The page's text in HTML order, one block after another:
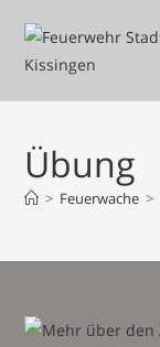
Inhalt
springen
Übung
> Feuerwache >